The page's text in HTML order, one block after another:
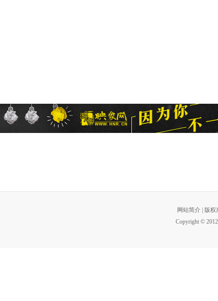
网站简介
版权
Copyright ©